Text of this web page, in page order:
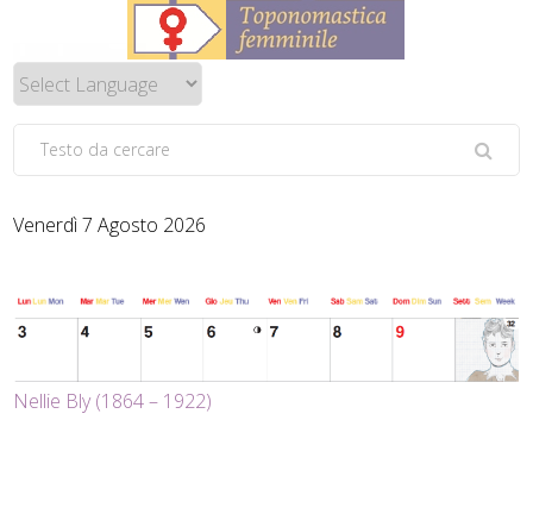
Venerdì 7 Agosto 2026
Nellie Bly (1864 – 1922)